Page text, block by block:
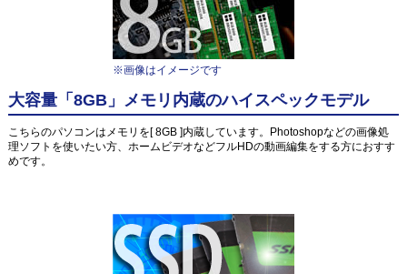
※画像はイメージです
大容量「8GB」メモリ内蔵のハイスペックモデル
こちらのパソコンはメモリを[ 8GB ]内蔵しています。Photoshopなどの画像処
理ソフトを使いたい方、ホームビデオなどフルHDの動画編集をする方におすす
めです。